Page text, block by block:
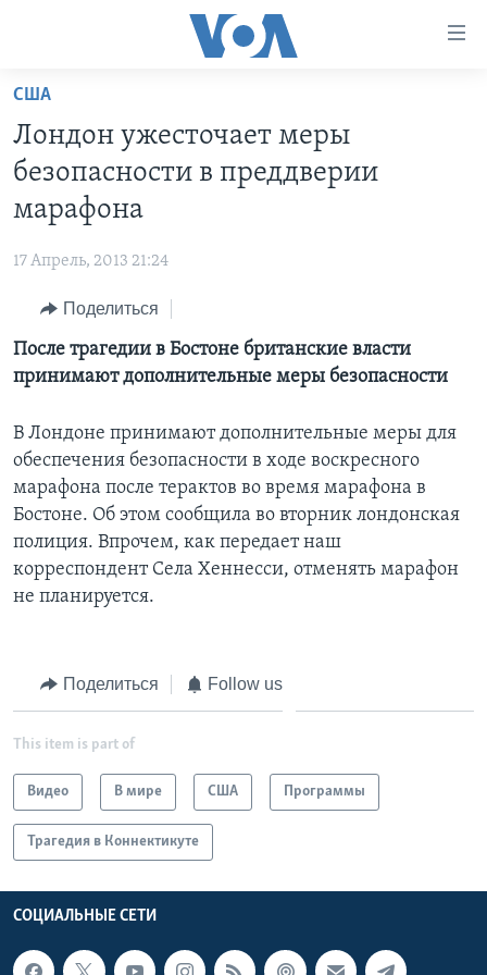
Перейти
основной
контент
основной
навигации
Перейти
поиск
ПРОГРАММЫ
АМЕРИКА
ИТОГИ
ПОЧЕМУ ЭТО ВАЖНО?
ДИСКУССИЯ VOA
НЬЮ-ЙОРК NEW YORK
АМЕРИКА. БОЛЬШОЕ ПУТЕШЕСТВИЕ
ПРОЕКТЫ
НАША АМЕРИКАНСКАЯ ИСТОРИЯ
А КАК В АМЕРИКЕ?
АРТЕФАКТЫ
АМЕРИКАНСКИЕ ГОРОДКИ
ТЕСТЫ
ИНТЕРВЬЮ
ФАКТЫ ПРОТИВ ФЕЙКОВ
ЗА СВОБОДУ ПРЕССЫ
УЧИМ АНГЛИЙСКИЙ
ВИДЕО
ПОДПИСКА НА НОВОСТИ
Learning English
СОЦИАЛЬНЫЕ СЕТИ
Языки
США
Лондон ужесточает меры
безопасности в преддверии
марафона
17 Апрель, 2013 21:24
Поделиться
После трагедии в Бостоне британские власти
принимают дополнительные меры безопасности
В Лондоне принимают дополнительные меры для
обеспечения безопасности в ходе воскресного
марафона после терактов во время марафона в
Бостоне. Об этом сообщила во вторник лондонская
полиция. Впрочем, как передает наш
корреспондент Села Хеннесси, отменять марафон
не планируется.
Поделиться Follow us
This item is part of
Видео В мире США Программы
Трагедия в Коннектикуте
СОЦИАЛЬНЫЕ СЕТИ